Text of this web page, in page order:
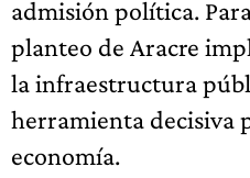
admisión política.
planteo de Aracre
la infraestructura
herramienta decisiva
economía.